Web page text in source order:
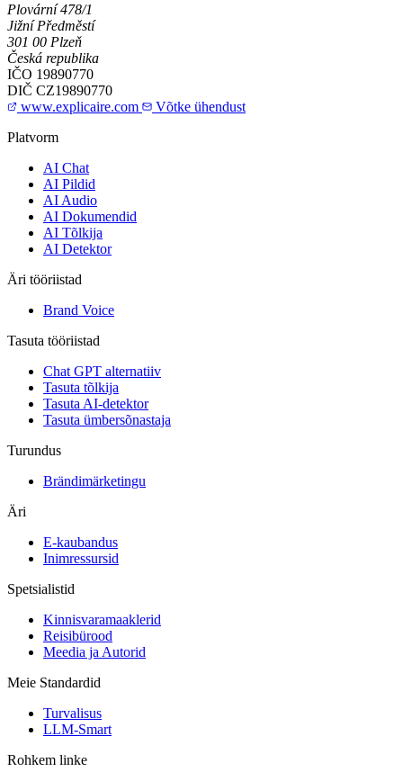
Plovární 478/1
Jižní Předměstí
301 00 Plzeň
Česká republika
IČO 19890770
DIČ CZ19890770
www.explicaire.com
Võtke ühendust
Platvorm
AI Chat
AI Pildid
AI Audio
AI Dokumendid
AI Tõlkija
AI Detektor
Äri tööriistad
Brand Voice
Tasuta tööriistad
Chat GPT alternatiiv
Tasuta tõlkija
Tasuta AI-detektor
Tasuta ümbersõnastaja
Turundus
Brändimärketingu
Äri
E-kaubandus
Inimressursid
Spetsialistid
Kinnisvaramaaklerid
Reisibürood
Meedia ja Autorid
Meie Standardid
Turvalisus
LLM-Smart
Rohkem linke